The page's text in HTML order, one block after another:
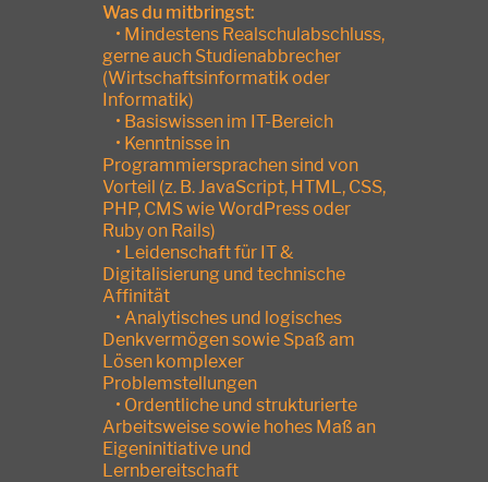
Was du mitbringst:
• Mindestens Realschulabschluss,
gerne auch Studienabbrecher
(Wirtschaftsinformatik oder
Informatik)
• Basiswissen im IT-Bereich
• Kenntnisse in
Programmiersprachen sind von
Vorteil (z. B. JavaScript, HTML, CSS,
PHP, CMS wie WordPress oder
Ruby on Rails)
• Leidenschaft für IT &
Digitalisierung und technische
Affinität
• Analytisches und logisches
Denkvermögen sowie Spaß am
Lösen komplexer
Problemstellungen
• Ordentliche und strukturierte
Arbeitsweise sowie hohes Maß an
Eigeninitiative und
Lernbereitschaft